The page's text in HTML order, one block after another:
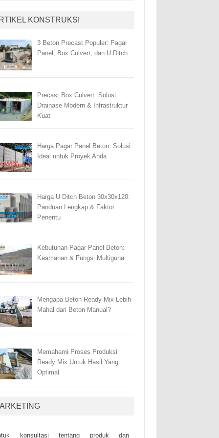
KONSTRUKSI
3 Beton Precast Populer: Pagar
Panel, Box Culvert, dan U Ditch
Precast Box Culvert: Solusi
Drainase Modern & Infrastruktur
Kuat
Harga Pagar Panel Beton: Solusi
Ideal untuk Proyek Anda
Harga U Ditch Beton 30x30x120:
Panduan Lengkap & Faktor
Penentu
Kebutuhan Pagar Panel Beton:
Keamanan & Fungsi Multiguna
Mengapa Beton Ready Mix Lebih
Mahal dari Beton Manual?
Memahami Proses Produksi
Ready Mix Untuk Hasil Yang
Optimal
kоnsultаsі tеntаng рrоduk dаn